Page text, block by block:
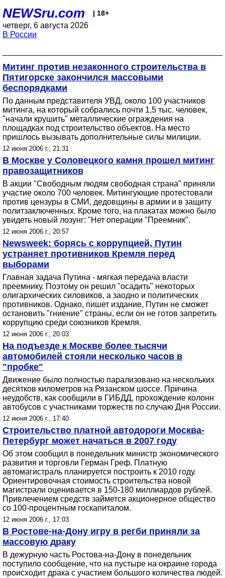
NEWSru.com | 18+
четверг, 6 августа 2026
В России
Митинг против незаконного строительства в
Пятигорске закончился массовыми
беспорядками
По данным представителя УВД, около 100 участников
митинга, на который собрались почти 1,5 тыс. человек,
"начали крушить" металлические ограждения на
площадках под строительство объектов. На место
пришлось вызывать дополнительные силы милиции.
12 июня 2006 г., 21:31
В Москве у Соловецкого камня прошел митинг
правозащитников
В акции "Свободным людям свободная страна" приняли
участие около 700 человек. Митингующие протестовали
против цензуры в СМИ, дедовщины в армии и в защиту
политзаключенных. Кроме того, на плакатах можно было
увидеть новый лозунг: "Нет операции "Преемник".
12 июня 2006 г., 20:57
Newsweek: борясь с коррупцией, Путин
устраняет противников Кремля перед
выборами
Главная задача Путина - мягкая передача власти
преемнику. Поэтому он решил "осадить" некоторых
олигархических силовиков, а заодно и политических
противников. Однако, пишет издание, Путин не сможет
остановить "гниение" страны, если он не готов запретить
коррупцию среди союзников Кремля.
12 июня 2006 г., 20:03
На подъезде к Москве более тысячи
автомобилей стояли несколько часов в
"пробке"
Движение было полностью парализовано на нескольких
десятков километров на Рязанском шоссе. Причина
неудобств, как сообщили в ГИБДД, прохождение колонн
автобусов с участниками торжеств по случаю Дня России.
12 июня 2006 г., 17:40
Строительство платной автодороги Москва-
Петербург может начаться в 2007 году
Об этом сообщил в понедельник министр экономического
развития и торговли Герман Греф. Платную
автомагистраль планируется построить к 2010 году.
Ориентировочная стоимость строительства новой
магистрали оценивается в 150-180 миллиардов рублей.
Привлечением средств займется акционерное общество
со 100-процентным госкапиталом.
12 июня 2006 г., 17:03
В Ростове-на-Дону игру в регби приняли за
массовую драку
В дежурную часть Ростова-на-Дону в понедельник
поступило сообщение, что на пустыре на окраине города
происходит драка с участием большого количества людей.